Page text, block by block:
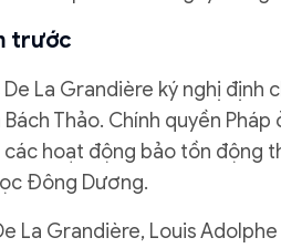
trước
La Grandière ký nghị định
Thảo. Chính quyền
các hoạt động bảo tồn động
Đông Dương.
La Grandière, Louis